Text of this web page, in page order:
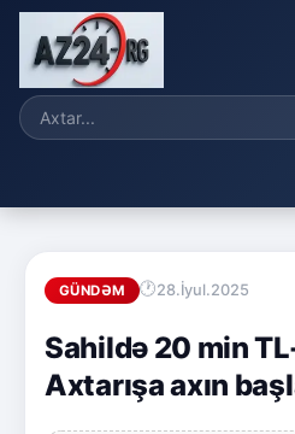
GÜNDƏM 28.İyul.2025
Sahildə 20 min
Axtarışa axın